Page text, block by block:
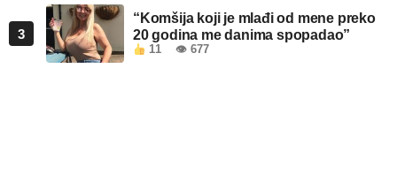
3
“Komšija koji je mlađi od mene preko
20 godina me danima spopadao”
11 👁 677